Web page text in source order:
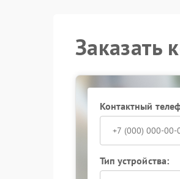
Заказать
Контактный
Тип устройства: